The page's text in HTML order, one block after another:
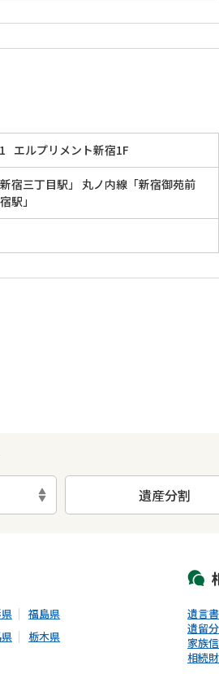
エルプリメント新宿1F
宿三丁目駅」 丸ノ内線「新宿御苑前
駅」
遺産分割
福島県
栃木県
遺言
遺留
家族
相続